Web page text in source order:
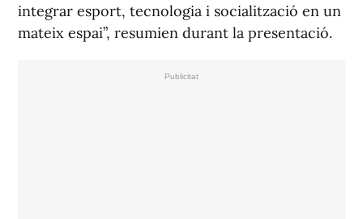
integrar esport, tecnologia i socialització en un
mateix espai”, resumien durant la presentació.